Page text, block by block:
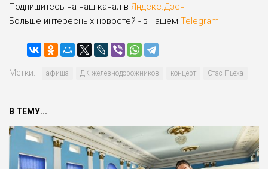
Подпишитесь на наш канал в Яндекс.Дзен
Больше интересных новостей - в нашем Telegram
Метки: афиша ДК железнодорожников концерт Стас Пьеха
В ТЕМУ...